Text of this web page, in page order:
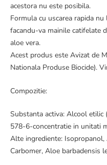
acestora nu este posibila.
Formula cu uscarea rapida
facandu-va mainile catifelate
aloe vera.
Acest produs este Avizat de
Nationala Produse Biocide).
Compozitie:
Substanta activa: Alcool etilic
578-6-concentratie in unitati
Alte ingrediente:
Carbomer, Aloe barbadensis